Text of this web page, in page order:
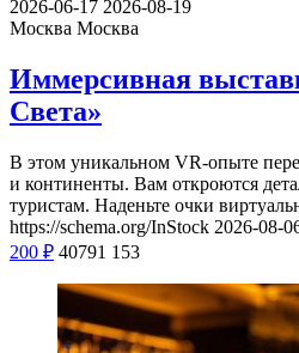
2026-06-17 2026-08-19
Москва Москва
Иммерсивная
Света»
В этом уникальном VR-опыте
и континенты. Вам откроются
туристам. Наденьте очки
https://schema.org/InStock 2026-08-
200 ₽ 40791 153